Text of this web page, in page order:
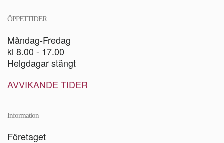
ÖPPETTIDER
Måndag-Fredag
kl 8.00 - 17.00
Helgdagar stängt
AVVIKANDE TIDER
Information
Företaget